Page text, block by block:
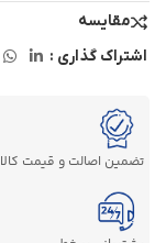
مقایسه
اشتراک گذاری :
تضمین اصالت و قیمت کالا